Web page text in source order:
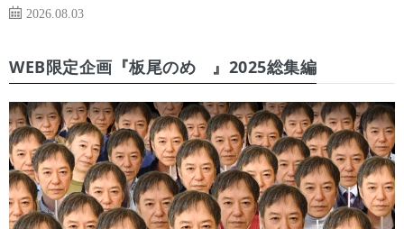
2026.08.03
WEB限定企画『板尾のめ゙』2025総集編